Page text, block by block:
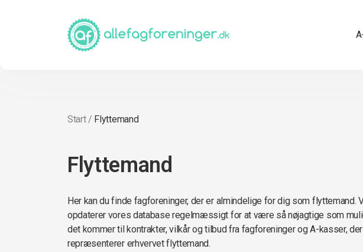
Start/ Flyttemand
Flyttemand
Her kan du finde fagforeninger, der er almindelige for dig som flyttemand.
opdaterer vores database regelmæssigt for at være så nøjagtige som
det kommer til kontrakter, vilkår og tilbud fra fagforeninger og A-kasser, der
repræsenterer erhvervet flyttemand.